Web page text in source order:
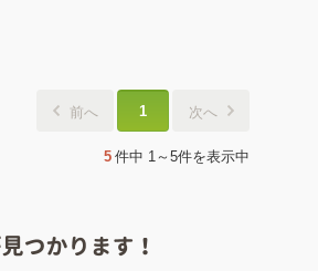
前へ 1 次へ
5 件中 1～5件を表示中